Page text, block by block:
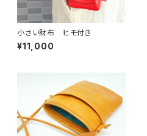
小さい財布 ヒモ付き
¥11,000